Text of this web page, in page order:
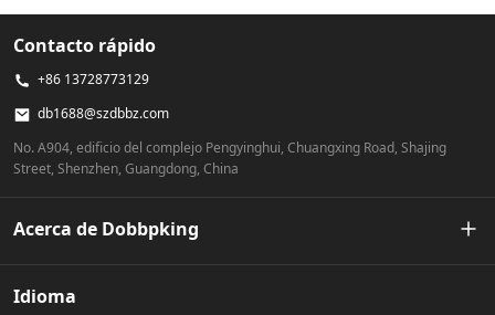
Contacto rápido
+86 13728773129
db1688@szdbbz.com
No. A904, edificio del complejo Pengyinghui, Chuangxing Road, Shajing
Street, Shenzhen, Guangdong, China
Acerca de Dobbpking
Nuestra historia
Idioma